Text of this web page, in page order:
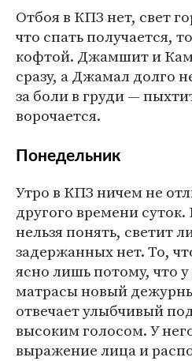
Отбоя в КПЗ нет, свет
что спать получается,
кофтой. Джамшит и
сразу, а Джамал долго
за боли в груди —
ворочается.
Понедельник
Утро в КПЗ ничем не
другого времени
нельзя понять, светит
задержанных нет. То,
ясно лишь потому, что
матрасы новый
отвечает улыбчивый
высоким голосом. У
выражение лица и